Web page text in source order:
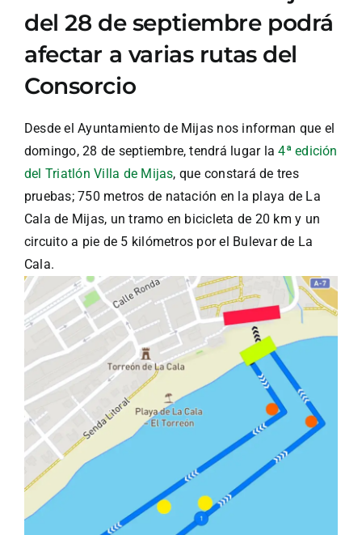
del 28 de septiembre podrá
afectar a varias rutas del
Consorcio
Desde el Ayuntamiento de Mijas nos informan que el
domingo, 28 de septiembre, tendrá lugar la4ª edición
del Triatlón Villa de Mijas, que constará de tres
pruebas; 750 metros de natación en la playa de La
Cala de Mijas, un tramo en bicicleta de 20 km y un
circuito a pie de 5 kilómetros por el Bulevar de La
Cala.